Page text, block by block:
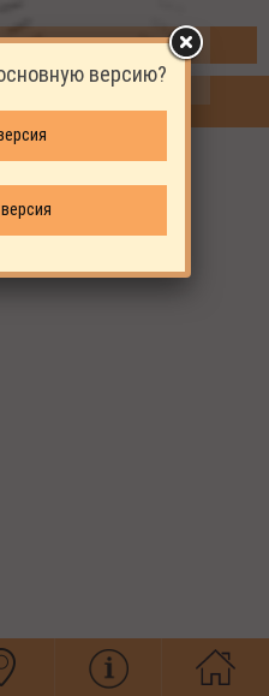
ЗАКАЗАТЬ
версию?